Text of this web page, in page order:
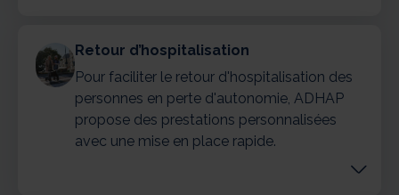
Retour d’hospitalisation
Pour faciliter le retour d'hospitalisation des
personnes en perte d'autonomie, ADHAP
propose des prestations personnalisées
avec une mise en place rapide.